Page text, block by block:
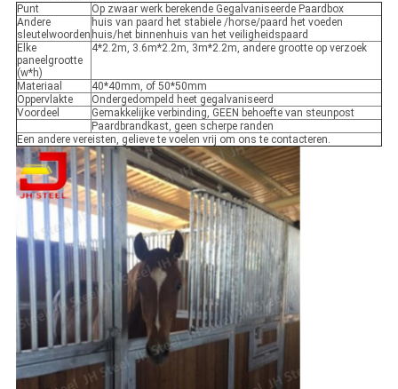
Punt
Op zwaar werk berekende Gegalvaniseerde Paardbox
Andere
sleutelwoorden
huis van paard het stabiele /horse/paard het voeden
huis/het binnenhuis van het veiligheidspaard
Elke
paneelgrootte
(w*h)
4*2.2m, 3.6m*2.2m, 3m*2.2m, andere grootte op verzoek
Materiaal
40*40mm, of 50*50mm
Oppervlakte
Ondergedompeld heet gegalvaniseerd
Voordeel
Gemakkelijke verbinding, GEEN behoefte van steunpost
Paardbrandkast, geen scherpe randen
Een andere vereisten, gelieve te voelen vrij om ons te contacteren.